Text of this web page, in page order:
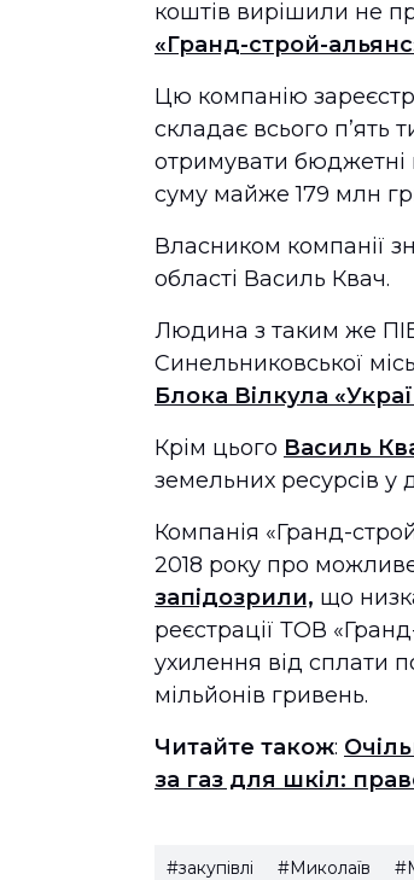
коштів вирішили не
«Гранд-строй-
Цю компанію
складає всього п’ять
отримувати бюджетні
суму майже 179 млн
Власником компанії
області Василь Квач.
Людина з таким же
Синельниковської
Блока Вілкула
Крім цього Василь
земельних ресурсів у
Компанія «Гранд-
2018 року про
запідозрили, що
реєстрації ТОВ
ухилення від сплати
мільйонів гривень.
Читайте також:
за газ для шкіл:
#закупівлі #Миколаїв